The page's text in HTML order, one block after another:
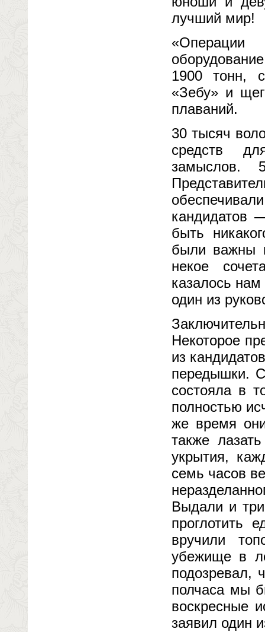
лучший мир!
1900 тонн,
«Зебу» и
плаваний.
30 тысяч
средств
замыслов.
кандидатов
быть
были важны
некое
казалось
один из
Некоторое
из
передышки.
состояла в
полностью
же время
также
укрытия,
семь часов
Выдали и
проглотить
вручили
убежище в
подозревал,
полчаса мы
воскресные
заявил один